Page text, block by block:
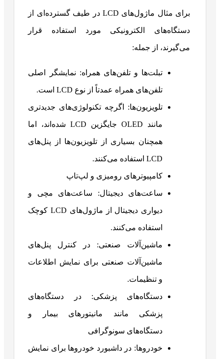
برای مثال ماژول‌های LCD در طیف گسترده‌ای از
دستگاه‌های الکترونیکی مورد استفاده قرار
می‌گیرند، از جمله:
تبلت‌ها و تلفن‌های همراه: نمایشگر اصلی
تلفن‌های همراه عمدتاً از نوع LCD است.
تلویزیون‌ها: اگرچه تکنولوژی‌های جدیدتری
مانند OLED جایگزین LCD شده‌اند، اما
همچنان بسیاری از تلویزیون‌ها از پنل‌های
LCD استفاده می‌کنند.
کامپیوترهای رومیزی و لپ‌تاپ
ساعت‌های دیجیتال: ساعت‌های مچی و
دیواری دیجیتال از ماژول‌های LCD کوچک
استفاده می‌کنند.
ماشین‌آلات صنعتی: در کنترل پنل‌های
ماشین‌آلات صنعتی برای نمایش اطلاعات
و تنظیمات.
دستگاه‌های پزشکی: در دستگاه‌های
پزشکی مانند مانیتورهای بیمار و
دستگاه‌های سونوگرافی
خودروها: در داشبورد خودروها برای نمایش